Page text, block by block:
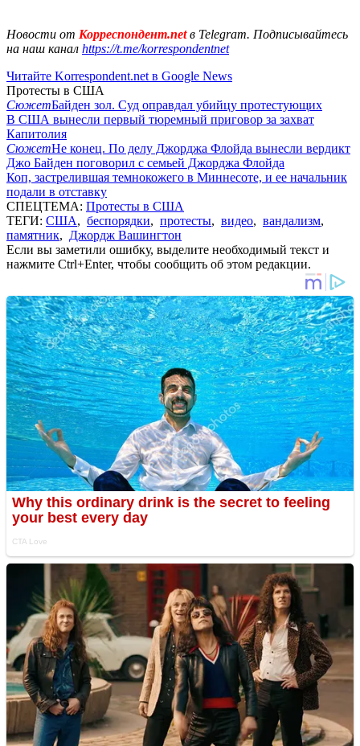
Новости от Корреспондент.netв Telegram. Подписывайтесь
на наш канал https://t.me/korrespondentnet
Читайте Korrespondent.net в Google News
Протесты в США
СюжетБайден зол. Суд оправдал убийцу протестующих
В США вынесли первый тюремный приговор за захват
Капитолия
СюжетНе конец. По делу Джорджа Флойда вынесли вердикт
Джо Байден поговорил с семьей Джорджа Флойда
Коп, застрелившая темнокожего в Миннесоте, и ее начальник
подали в отставку
СПЕЦТЕМА: Протесты в США
ТЕГИ: США, беспорядки, протесты, видео, вандализм,
памятник, Джордж Вашингтон
Если вы заметили ошибку, выделите необходимый текст и
нажмите Ctrl+Enter, чтобы сообщить об этом редакции.